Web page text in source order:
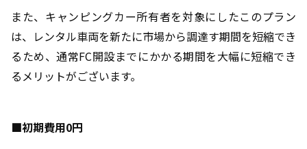
また、キャンピングカー所有者を対象にしたこのプラン
は、レンタル車両を新たに市場から調達す期間を短縮でき
るため、通常FC開設までにかかる期間を大幅に短縮でき
るメリットがございます。
■初期費用0円